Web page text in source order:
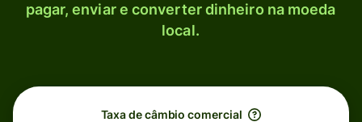
pagar, enviar e converter dinheiro na moeda
local.
Taxa de câmbio comercial